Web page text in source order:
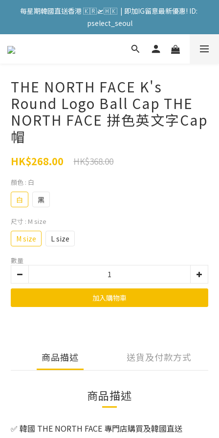
會員購物滿HKD599寄送 順豐站 / 順便智能櫃 免運費! (果汁/韓國
被/直播商品除外) | FACEBOOK: PATC遊走泡菜國
每星期韓國直送香港 🇰🇷🛫🇭🇰  | 即加IG留意最新優惠! ID:
pselect_seoul
會員購物滿HKD599寄送 順豐站 / 順便智能櫃 免運費! (果汁/韓國
THE NORTH FACE K's
Round Logo Ball Cap THE
NORTH FACE 拼色英文字Cap
帽
HK$268.00 HK$368.00
顏色 : 白
白 黑
尺寸 : M size
M size L size
數量
加入購物車
商品描述 送貨及付款方式
商品描述
✅ 韓國 THE NORTH FACE 專門店購買及韓國直送